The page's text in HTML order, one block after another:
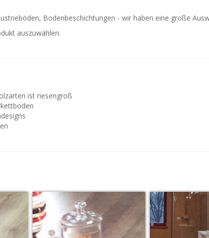
Bodenbeschichtungen - wir haben eine große
auszuwählen.
ist riesengroß